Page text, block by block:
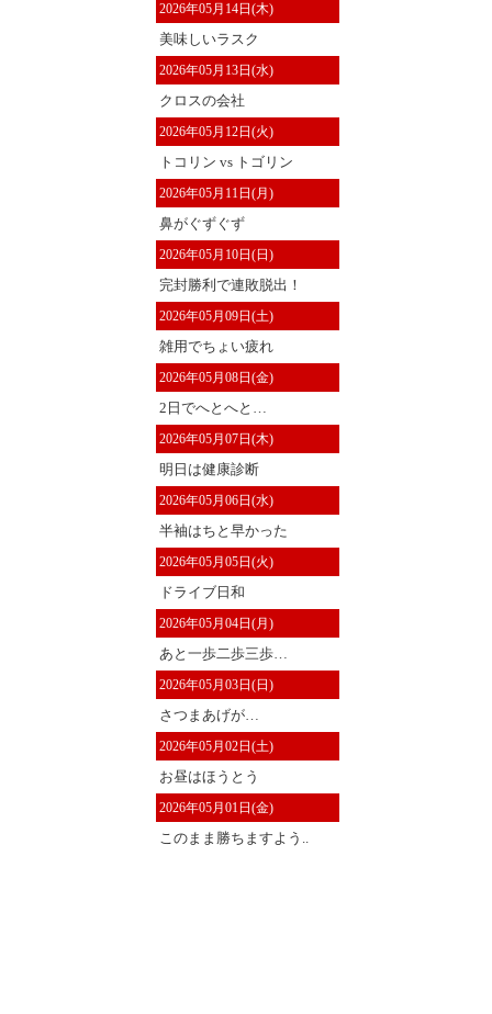
2026年05月14日(木)
美味しいラスク
2026年05月13日(水)
クロスの会社
2026年05月12日(火)
トコリン vs トゴリン
2026年05月11日(月)
鼻がぐずぐず
2026年05月10日(日)
完封勝利で連敗脱出！
2026年05月09日(土)
雑用でちょい疲れ
2026年05月08日(金)
2日でへとへと…
2026年05月07日(木)
明日は健康診断
2026年05月06日(水)
半袖はちと早かった
2026年05月05日(火)
ドライブ日和
2026年05月04日(月)
あと一歩二歩三歩…
2026年05月03日(日)
さつまあげが…
2026年05月02日(土)
お昼はほうとう
2026年05月01日(金)
このまま勝ちますよう..